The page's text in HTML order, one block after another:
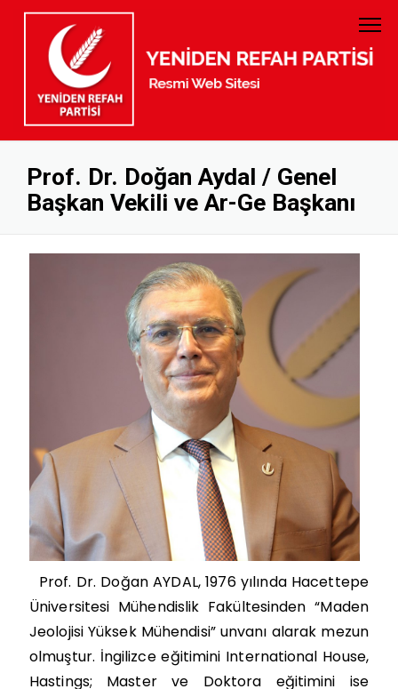
Prof. Dr. Doğan Aydal / Genel
Başkan Vekili ve Ar-Ge Başkanı
Prof. Dr. Doğan AYDAL, 1976 yılında Hacettepe
Üniversitesi Mühendislik Fakültesinden “Maden
Jeolojisi Yüksek Mühendisi” unvanı alarak mezun
olmuştur. İngilizce eğitimini International House,
Hastings; Master ve Doktora eğitimini ise
PARTİ TÜZÜĞÜ
PARTİ PROGRAMI
KURUMSAL KİMLİK
GENEL BAŞKAN
DİSİPLİN KURULU
GENÇLİK KOLLARI
KURUCULAR KURULU